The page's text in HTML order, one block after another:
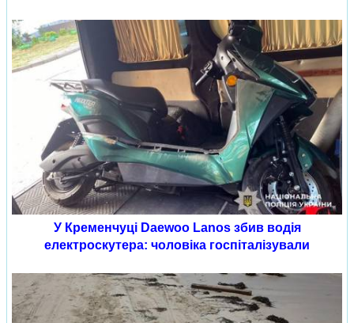
У Кременчуці Daewoo Lanos збив водія
електроскутера: чоловіка госпіталізували